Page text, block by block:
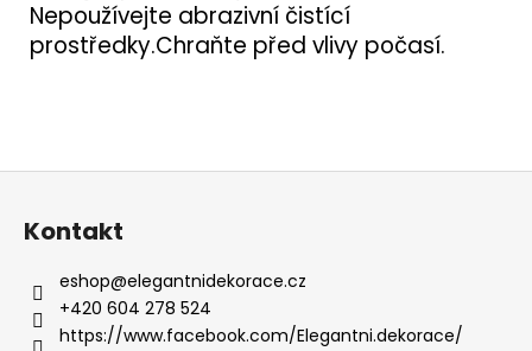
Nepoužívejte abrazivní čistící
prostředky.Chraňte před vlivy počasí.
Z
Kontakt
eshop@elegantnidekorace.cz
+420 604 278 524
https://www.facebook.com/Elegantni.dekorace/